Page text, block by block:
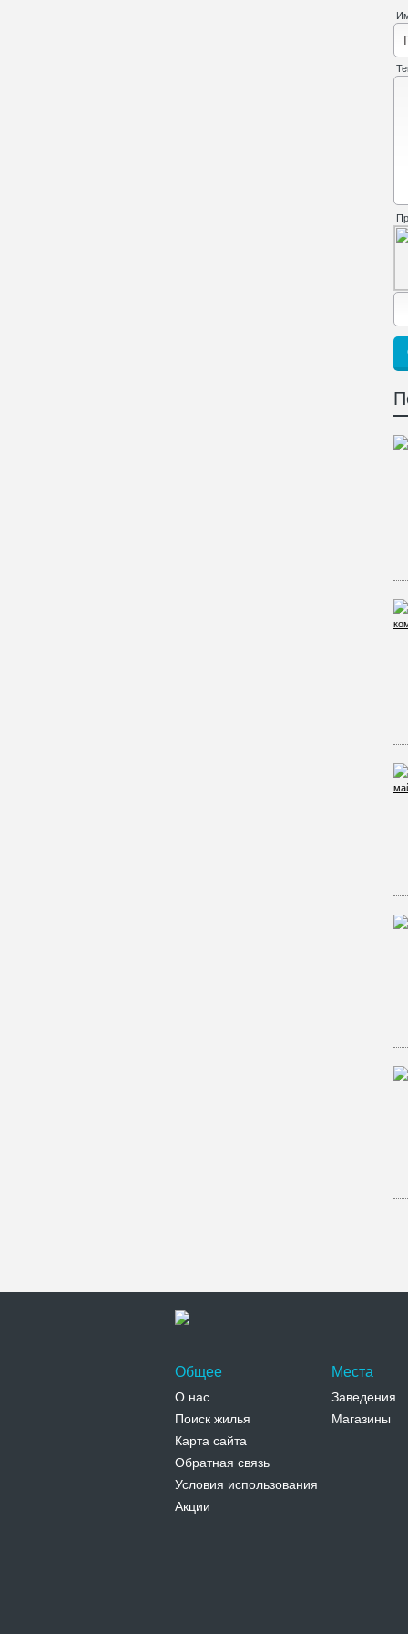
Общее
О нас
Поиск жилья
Карта сайта
Обратная связь
Условия использования
Акции
Места
Заведения
Магазины